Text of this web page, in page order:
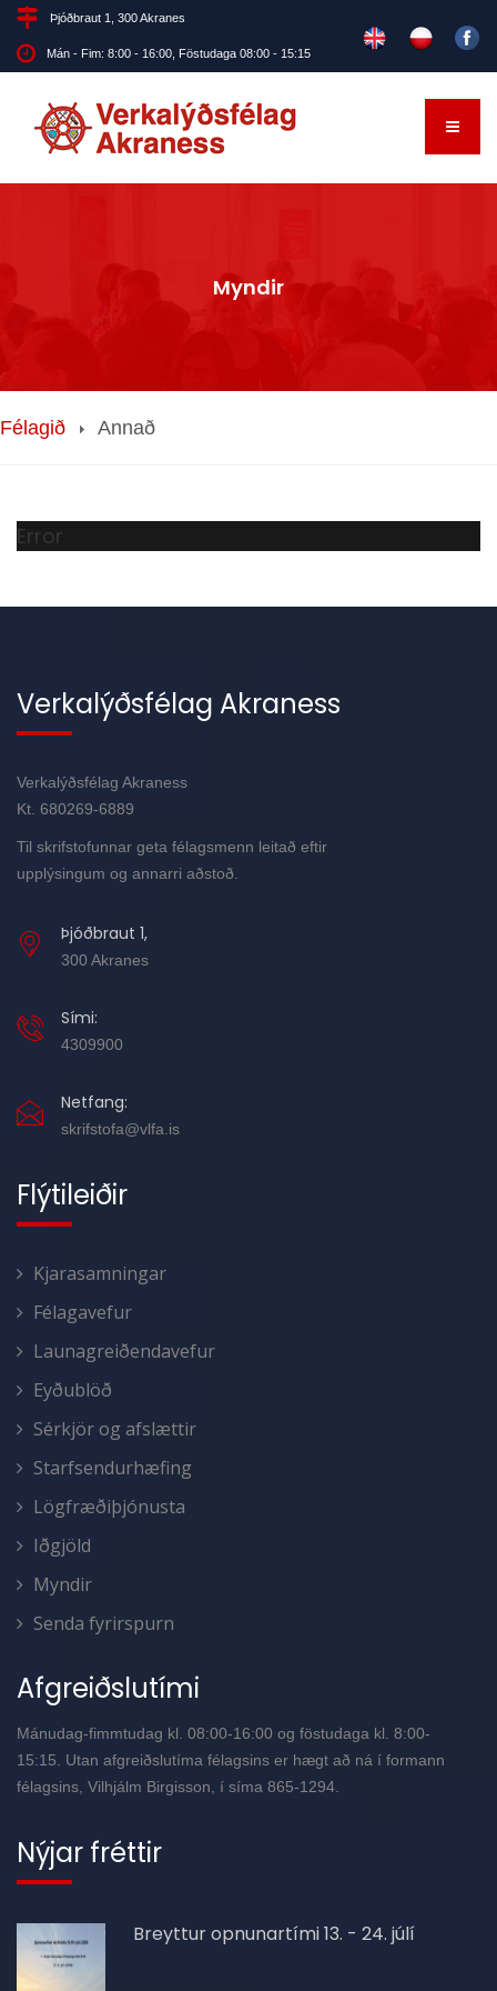
Þjóðbraut 1, 300 Akranes
Mán - Fim: 8:00 - 16:00, Föstudaga 08:00 - 15:15
Myndir
Félagið Annað
Error
Verkalýðsfélag Akraness
Verkalýðsfélag Akraness
Kt. 680269-6889
Til skrifstofunnar geta félagsmenn leitað eftir
upplýsingum og annarri aðstoð.
Þjóðbraut 1,
300 Akranes
Sími:
4309900
Netfang:
skrifstofa@vlfa.is
Flýtileiðir
Kjarasamningar
Félagavefur
Launagreiðendavefur
Eyðublöð
Sérkjör og afslættir
Starfsendurhæfing
Lögfræðiþjónusta
Iðgjöld
Myndir
Senda fyrirspurn
Afgreiðslutími
Mánudag-fimmtudag kl. 08:00-16:00 og föstudaga kl. 8:00-
15:15. Utan afgreiðslutíma félagsins er hægt að ná í formann
félagsins, Vilhjálm Birgisson, í síma 865-1294.
Nýjar fréttir
Breyttur opnunartími 13. - 24. júlí